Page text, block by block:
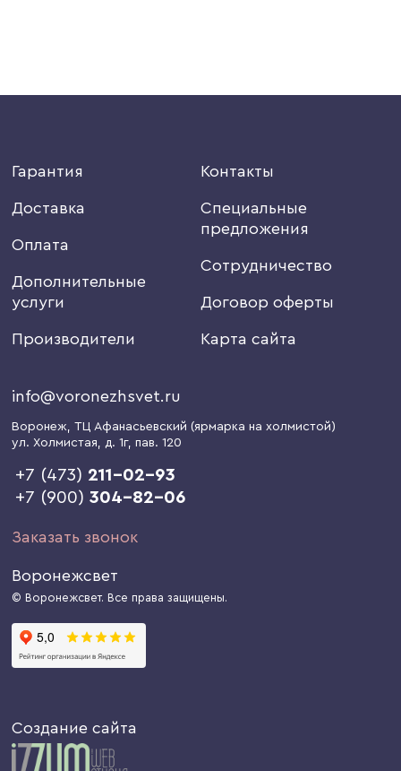
Гарантия
Доставка
Оплата
Дополнительные
услуги
Производители
Контакты
Специальные
предложения
Сотрудничество
Договор оферты
Карта сайта
info@voronezhsvet.ru
Воронеж, ТЦ Афанасьевский (ярмарка на холмистой)
ул. Холмистая, д. 1г, пав. 120
+7 (473) 211-02-93
+7 (900)304-82-06
Заказать звонок
Воронежсвет
© Воронежсвет. Все права защищены.
Создание сайта